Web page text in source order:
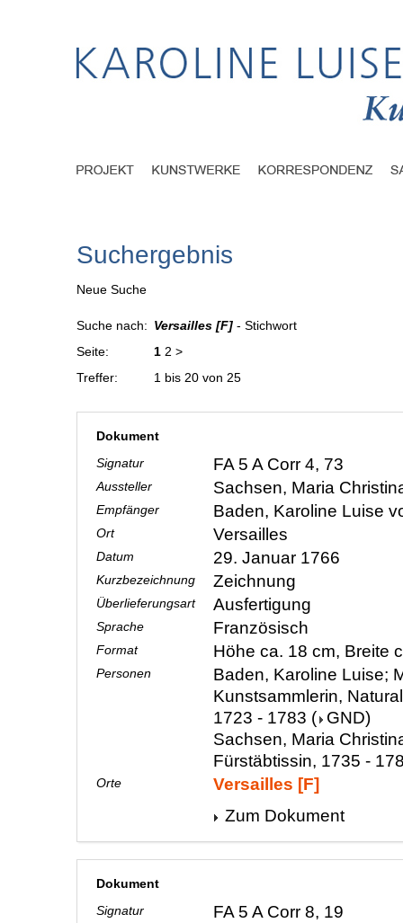
Suchergebnis
Neue Suche
Suche nach: Versailles [F] - Stichwort
Seite:
1 2 >
Treffer:
1 bis 20 von 25
Dokument
Signatur
FA 5 A Corr 4, 73
Aussteller Sachsen, Maria
Empfänger Baden, Karoline Luise
Ort Versailles
Datum 29. Januar 1766
Kurzbezeichnung Zeichnung
Überlieferungsart Ausfertigung
Sprache Französisch
Format Höhe ca. 18 cm, Breite
Personen
Baden, Karoline Luise;
Kunstsammlerin,
1723 - 1783 ( GND)
Sachsen, Maria
Fürstäbtissin, 1735 -
Orte
Versailles [F]
Zum Dokument
Dokument
Signatur
FA 5 A Corr 8, 19